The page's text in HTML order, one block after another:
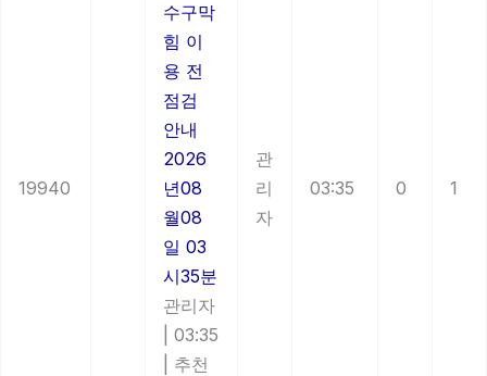
19940
수구막
힘 이
용 전
점검
안내
2026
년08
월08
일 03
시35분
관리자
03:35
추천
관
리
자
03:35 0 1